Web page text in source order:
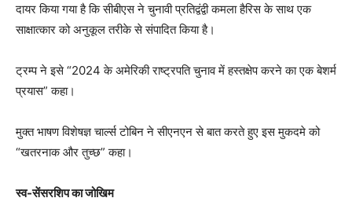
दायर किया गया है कि सीबीएस ने चुनावी प्रतिद्वंद्वी कमला हैरिस के साथ एक
साक्षात्कार को अनुकूल तरीके से संपादित किया है।
ट्रम्प ने इसे “2024 के अमेरिकी राष्ट्रपति चुनाव में हस्तक्षेप करने का एक बेशर्म
प्रयास” कहा।
मुक्त भाषण विशेषज्ञ चार्ल्स टोबिन ने सीएनएन से बात करते हुए इस मुकदमे को
“खतरनाक और तुच्छ” कहा।
स्व-सेंसरशिप का जोखिम